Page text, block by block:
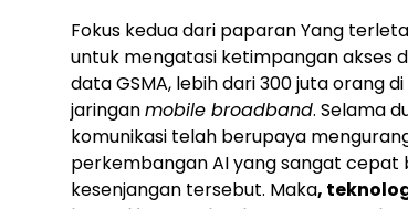
Fokus kedua dari paparan Yang
untuk mengatasi ketimpangan akses
data GSMA, lebih dari 300 juta orang
jaringanmobile broadband. Selama
komunikasi telah berupaya
perkembangan AI yang sangat
kesenjangan tersebut. Maka,